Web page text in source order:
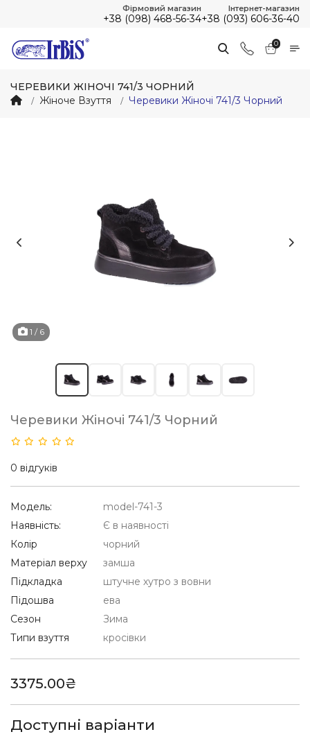
Фірмовий магазин
+38 (098) 468-56-34
Інтернет-магазин
+38 (093) 606-36-40
0
ЧЕРЕВИКИ ЖІНОЧІ 741/3 ЧОРНИЙ
Жіноче Взуття
Черевики Жіночі 741/3 Чорний
1 / 6
Черевики Жіночі 741/3 Чорний
0 відгуків
Модель:
model-741-3
Наявність:
Є в наявності
Колір
чорний
Матеріал верху
замша
Підкладка
штучне хутро з вовни
Підошва
ева
Сезон
Зима
Типи взуття
кросівки
3375.00₴
Доступні варіанти